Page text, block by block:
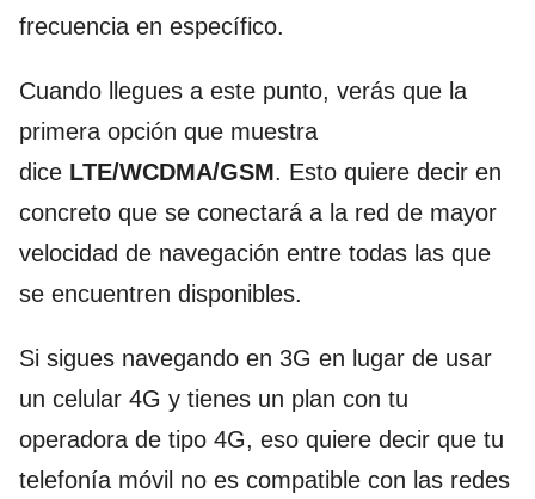
frecuencia en específico.
Cuando llegues a este punto, verás que la
primera opción que muestra
dice LTE/WCDMA/GSM. Esto quiere decir en
concreto que se conectará a la red de mayor
velocidad de navegación entre todas las que
se encuentren disponibles.
Si sigues navegando en 3G en lugar de usar
un celular 4G y tienes un plan con tu
operadora de tipo 4G, eso quiere decir que tu
telefonía móvil no es compatible con las redes